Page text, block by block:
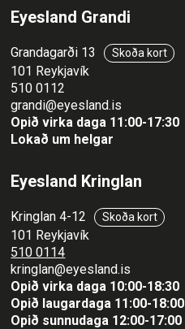
Eyesland Grandi
Grandagarði 13 Skoða kort
101 Reykjavík
510 0112
grandi@eyesland.is
Opið virka daga 11:00-17:30
Lokað um helgar
Eyesland Kringlan
Kringlan 4-12 Skoða kort
101 Reykjavík
510 0114
kringlan@eyesland.is
Opið virka daga 10:00-18:30
Opið laugardaga 11:00-18:00
Opið sunnudaga 12:00-17:00